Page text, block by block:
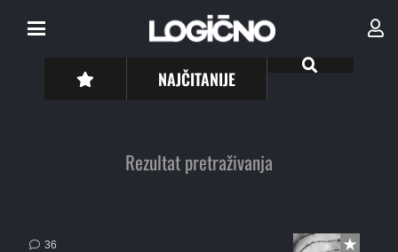
NAJČITANIJE
Rezultat pretraživanja
36komentara